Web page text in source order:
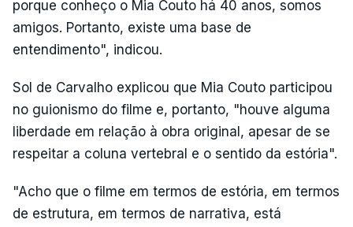
porque conheço o Mia Couto há 40 anos, somos
amigos. Portanto, existe uma base de
entendimento", indicou.
Sol de Carvalho explicou que Mia Couto participou
no guionismo do filme e, portanto, "houve alguma
liberdade em relação à obra original, apesar de se
respeitar a coluna vertebral e o sentido da estória".
"Acho que o filme em termos de estória, em termos
de estrutura, em termos de narrativa, está